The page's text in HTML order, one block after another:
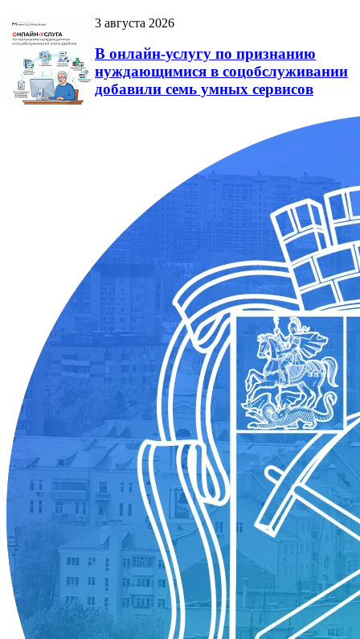
3 августа 2026
В онлайн-услугу по признанию
нуждающимися в соцобслуживании
добавили семь умных сервисов